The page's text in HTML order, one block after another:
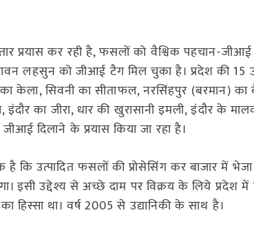
प्रयास कर रही है, फसलों को वैश्विक पहचान-
लहसुन को जीआई टैग मिल चुका है। प्रदेश की 15
केला, सिवनी का सीताफल, नरसिंहपुर (बरमान)
का जीरा, धार की खुरासानी इमली, इंदौर के
दिलाने के प्रयास किया जा रहा है।
उत्पादित फसलों की प्रोसेसिंग कर बाजार में
इसी उद्देश्य से अच्छे दाम पर विक्रय के लिये प्रदेश में
हिस्सा था। वर्ष 2005 से उद्यानिकी के साथ है।